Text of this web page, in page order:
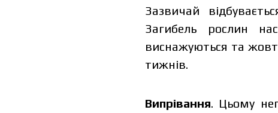
Зазвичай
Загибель рослин
виснажуються та
тижнів.
Випрівання. Цьому